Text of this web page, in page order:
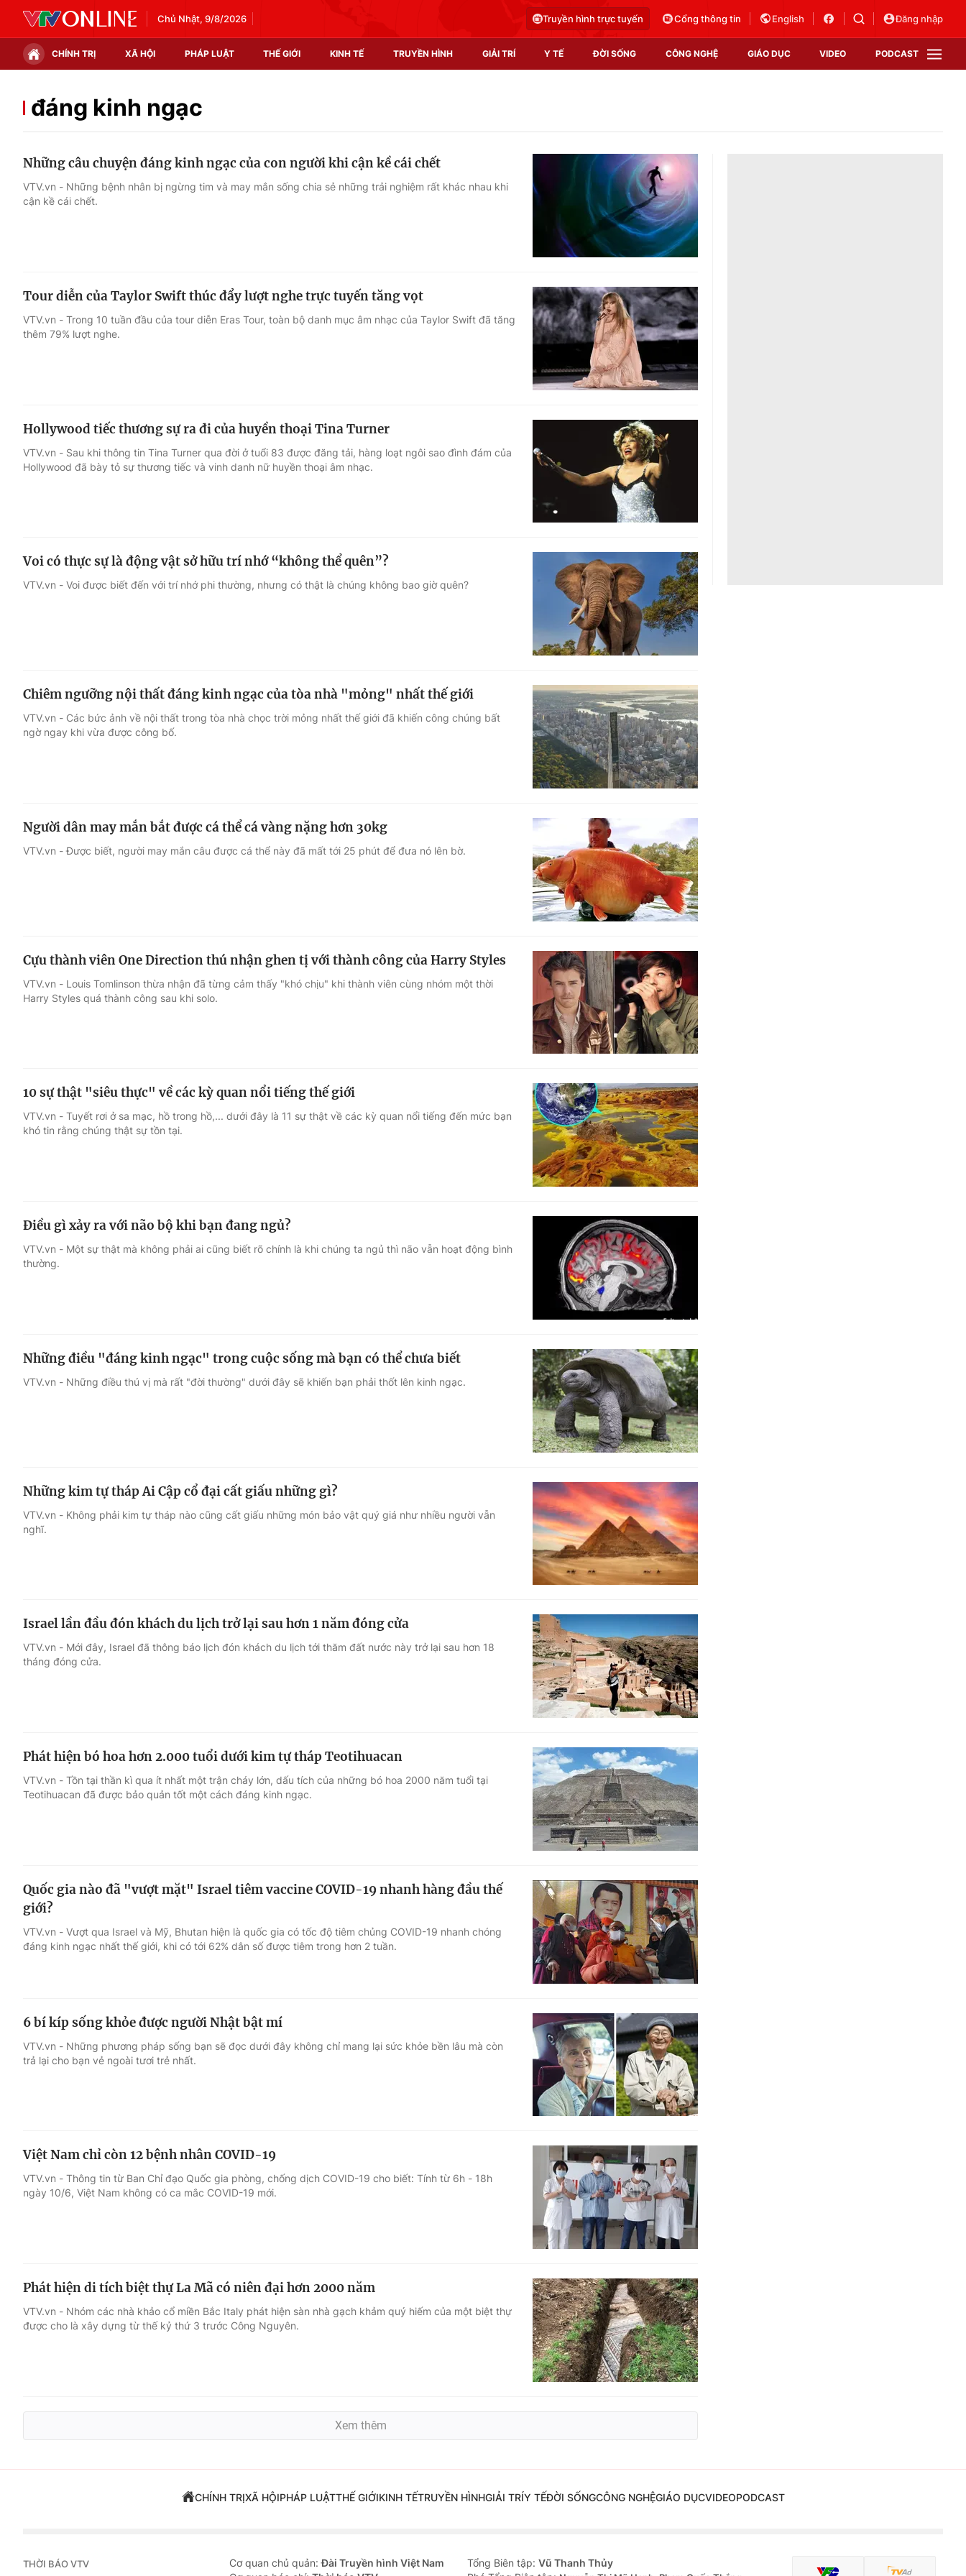
Chủ Nhật, 9/8/2026 Truyền hình trực tuyến Cổng thông tin English Đăng nhập
CHÍNH TRỊ XÃ HỘI PHÁP LUẬT THẾ GIỚI KINH TẾ TRUYỀN HÌNH GIẢI TRÍ Y TẾ ĐỜI SỐNG CÔNG NGHỆ GIÁO DỤC VIDEO PODCAST
Chính trị
Thế giới đó đây
Video
Shorts video
Podcast
EMagazine
Photo
Infographic
Góc ảnh
Điện ảnh
Âm nhạc
Sao
Du lịch
Làm đẹp
Chất lượng cuộc sống
Học trực tuyến
Công nghệ
Hitech Công nghệ tương lai
Thị trường
VTV Sức khoẻ
đáng kinh ngạc
Những câu chuyện đáng kinh ngạc của con người khi cận kề cái chết
VTV.vn - Những bệnh nhân bị ngừng tim và may mắn sống chia sẻ những trải nghiệm rất khác nhau khi
cận kề cái chết.
Tour diễn của Taylor Swift thúc đẩy lượt nghe trực tuyến tăng vọt
VTV.vn - Trong 10 tuần đầu của tour diễn Eras Tour, toàn bộ danh mục âm nhạc của Taylor Swift đã tăng
thêm 79% lượt nghe.
Hollywood tiếc thương sự ra đi của huyền thoại Tina Turner
VTV.vn - Sau khi thông tin Tina Turner qua đời ở tuổi 83 được đăng tải, hàng loạt ngôi sao đình đám của
Hollywood đã bày tỏ sự thương tiếc và vinh danh nữ huyền thoại âm nhạc.
Voi có thực sự là động vật sở hữu trí nhớ “không thể quên”?
VTV.vn - Voi được biết đến với trí nhớ phi thường, nhưng có thật là chúng không bao giờ quên?
Chiêm ngưỡng nội thất đáng kinh ngạc của tòa nhà "mỏng" nhất thế giới
VTV.vn - Các bức ảnh về nội thất trong tòa nhà chọc trời mỏng nhất thế giới đã khiến công chúng bất
ngờ ngay khi vừa được công bố.
Người dân may mắn bắt được cá thể cá vàng nặng hơn 30kg
VTV.vn - Được biết, người may mắn câu được cá thể này đã mất tới 25 phút để đưa nó lên bờ.
Cựu thành viên One Direction thú nhận ghen tị với thành công của Harry Styles
VTV.vn - Louis Tomlinson thừa nhận đã từng cảm thấy "khó chịu" khi thành viên cùng nhóm một thời
Harry Styles quá thành công sau khi solo.
10 sự thật "siêu thực" về các kỳ quan nổi tiếng thế giới
VTV.vn - Tuyết rơi ở sa mạc, hồ trong hồ,... dưới đây là 11 sự thật về các kỳ quan nổi tiếng đến mức bạn
khó tin rằng chúng thật sự tồn tại.
Điều gì xảy ra với não bộ khi bạn đang ngủ?
VTV.vn - Một sự thật mà không phải ai cũng biết rõ chính là khi chúng ta ngủ thì não vẫn hoạt động bình
thường.
Những điều "đáng kinh ngạc" trong cuộc sống mà bạn có thể chưa biết
VTV.vn - Những điều thú vị mà rất "đời thường" dưới đây sẽ khiến bạn phải thốt lên kinh ngạc.
Những kim tự tháp Ai Cập cổ đại cất giấu những gì?
VTV.vn - Không phải kim tự tháp nào cũng cất giấu những món bảo vật quý giá như nhiều người vẫn
nghĩ.
Israel lần đầu đón khách du lịch trở lại sau hơn 1 năm đóng cửa
VTV.vn - Mới đây, Israel đã thông báo lịch đón khách du lịch tới thăm đất nước này trở lại sau hơn 18
tháng đóng cửa.
Phát hiện bó hoa hơn 2.000 tuổi dưới kim tự tháp Teotihuacan
VTV.vn - Tồn tại thần kì qua ít nhất một trận cháy lớn, dấu tích của những bó hoa 2000 năm tuổi tại
Teotihuacan đã được bảo quản tốt một cách đáng kinh ngạc.
Quốc gia nào đã "vượt mặt" Israel tiêm vaccine COVID-19 nhanh hàng đầu thế
giới?
VTV.vn - Vượt qua Israel và Mỹ, Bhutan hiện là quốc gia có tốc độ tiêm chủng COVID-19 nhanh chóng
đáng kinh ngạc nhất thế giới, khi có tới 62% dân số được tiêm trong hơn 2 tuần.
6 bí kíp sống khỏe được người Nhật bật mí
VTV.vn - Những phương pháp sống bạn sẽ đọc dưới đây không chỉ mang lại sức khỏe bền lâu mà còn
trả lại cho bạn vẻ ngoài tươi trẻ nhất.
Việt Nam chỉ còn 12 bệnh nhân COVID-19
VTV.vn - Thông tin từ Ban Chỉ đạo Quốc gia phòng, chống dịch COVID-19 cho biết: Tính từ 6h - 18h
ngày 10/6, Việt Nam không có ca mắc COVID-19 mới.
Phát hiện di tích biệt thự La Mã có niên đại hơn 2000 năm
VTV.vn - Nhóm các nhà khảo cổ miền Bắc Italy phát hiện sàn nhà gạch khảm quý hiếm của một biệt thự
được cho là xây dựng từ thế kỷ thứ 3 trước Công Nguyên.
Xem thêm
CHÍNH TRỊXÃ HỘIPHÁP LUẬTTHẾ GIỚIKINH TẾTRUYỀN HÌNHGIẢI TRÍY TẾĐỜI SỐNGCÔNG NGHỆGIÁO DỤCVIDEOPODCAST
THỜI BÁO VTV Cơ quan chủ quản:Đài Truyền hình Việt Nam
Tổng Biên tập: Vũ Thanh Thủy